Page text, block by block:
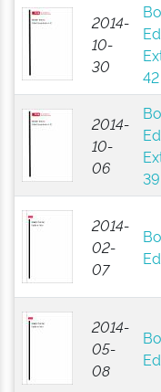
2014-
10-
30
42
2014-
10-
06
39
2014-
02-
07
2014-
05-
08